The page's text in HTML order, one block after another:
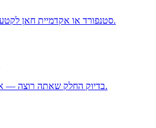
פיצל הרצאות מ-MIT, סטנפורד או אקדמיית חאן לקטעי לימוד.
בדיוק החלק שאתה רוצה — אין הורדה מלאה של כל הקובץ.